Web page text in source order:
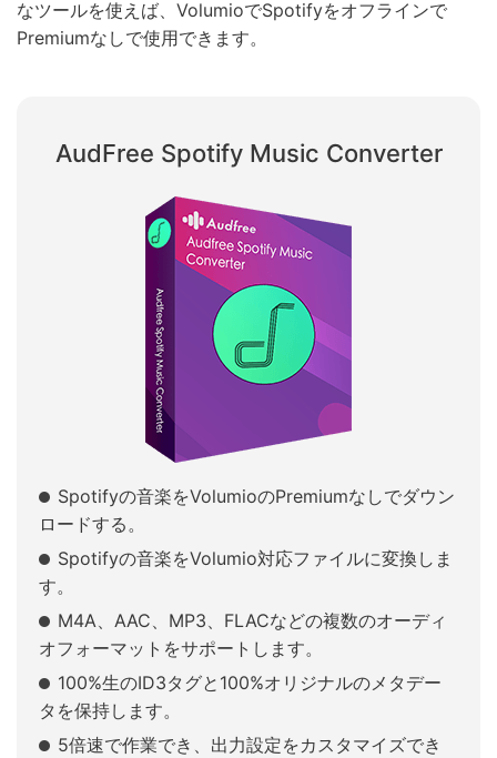
なツールを使えば、VolumioでSpotifyをオフラインで
Premiumなしで使用できます。
AudFree Spotify Music Converter
Spotifyの音楽をVolumioのPremiumなしでダウン
ロードする。
Spotifyの音楽をVolumio対応ファイルに変換しま
す。
M4A、AAC、MP3、FLACなどの複数のオーディ
オフォーマットをサポートします。
100%生のID3タグと100%オリジナルのメタデー
タを保持します。
5倍速で作業でき、出力設定をカスタマイズでき